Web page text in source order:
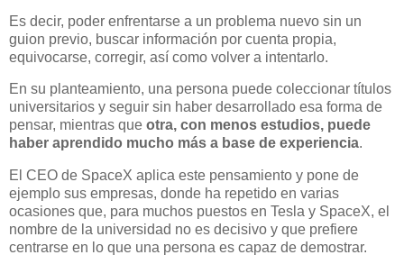
Es decir, poder enfrentarse a un problema nuevo sin un
guion previo, buscar información por cuenta propia,
equivocarse, corregir, así como volver a intentarlo.
En su planteamiento, una persona puede coleccionar títulos
universitarios y seguir sin haber desarrollado esa forma de
pensar, mientras que otra, con menos estudios, puede
haber aprendido mucho más a base de experiencia.
El CEO de SpaceX aplica este pensamiento y pone de
ejemplo sus empresas, donde ha repetido en varias
ocasiones que, para muchos puestos en Tesla y SpaceX, el
nombre de la universidad no es decisivo y que prefiere
centrarse en lo que una persona es capaz de demostrar.